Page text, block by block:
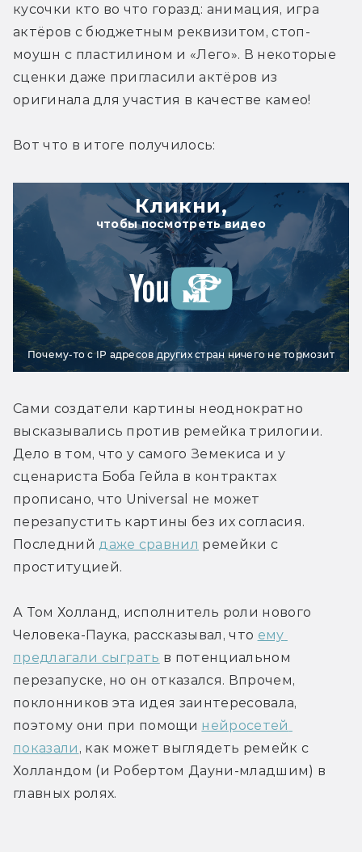
кусочки кто во что горазд: анимация, игра
актёров с бюджетным реквизитом, стоп-
моушн с пластилином и «Лего». В некоторые
сценки даже пригласили актёров из
оригинала для участия в качестве камео!
Вот что в итоге получилось:
Кликни,
чтобы посмотреть видео
Почему-то с IP адресов других стран ничего не тормозит
Сами создатели картины неоднократно
высказывались против ремейка трилогии.
Дело в том, что у самого Земекиса и у
сценариста Боба Гейла в контрактах
прописано, что Universal не может
перезапустить картины без их согласия.
Последний даже сравнил ремейки с
проституцией.
А Том Холланд, исполнитель роли нового
Человека-Паука, рассказывал, что ему
предлагали сыграть в потенциальном
перезапуске, но он отказался. Впрочем,
поклонников эта идея заинтересовала,
поэтому они при помощи нейросетей
показали , как может выглядеть ремейк с
Холландом (и Робертом Дауни-младшим) в
главных ролях.